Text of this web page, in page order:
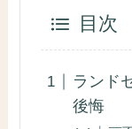
目次
ランド
後悔